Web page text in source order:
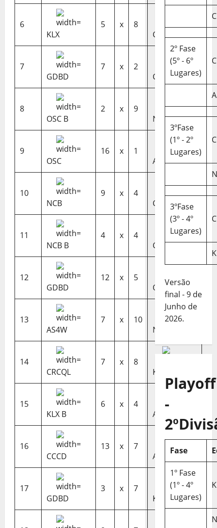
6
KLX
5 x
8
CCCD
7
GDBD
7 x
2
CRCQL B
8
OSC B
2 x
9
NCB B
9
OSC
16 x
1
AS4W B
10
NCB
9 x
4
CRCQL
11
NCB B
4 x
4
CRCQL B
12
GDBD
12 x
5
OSC B
13
AS4W
7 x
10
NCB
14
CRCQL
7 x
8
KLX
15
KLX B
6 x
4
AS4W B
16
CCCD
13 x
7
AS4W
17
GDBD
3 x
7
KLX B
2º Fase
(5º - 6º
Lugares)
3ºFase
(1º - 2º
Lugares)
3ºFase
(3º - 4º
Lugares)
Versão
final - 9 de
Junho de
2026.
Playoff
-
Fase
1º Fase
(1º - 4º
Lugares)